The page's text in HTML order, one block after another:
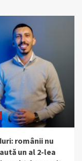
românii nu
un al 2-lea